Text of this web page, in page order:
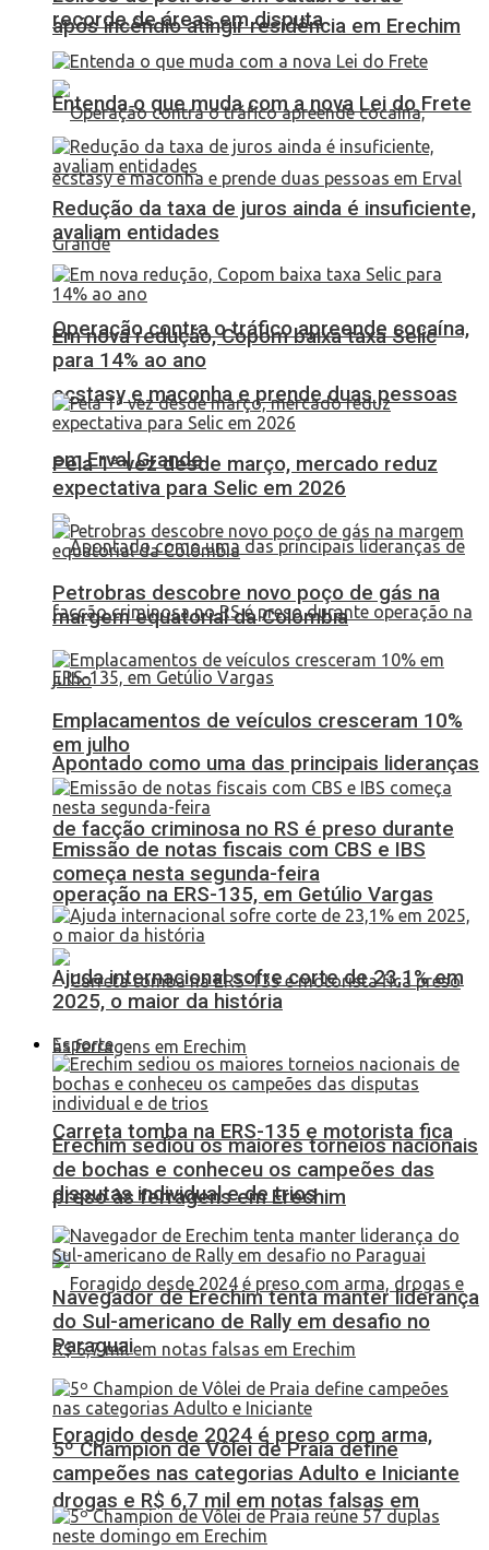
após incêndio atingir residência em Erechim
Operação contra o tráfico apreende cocaína,
ecstasy e maconha e prende duas pessoas
em Erval Grande
Apontado como uma das principais lideranças
de facção criminosa no RS é preso durante
operação na ERS-135, em Getúlio Vargas
Carreta tomba na ERS-135 e motorista fica
preso às ferragens em Erechim
Foragido desde 2024 é preso com arma,
drogas e R$ 6,7 mil em notas falsas em
recorde de áreas em disputa
Entenda o que muda com a nova Lei do Frete
Redução da taxa de juros ainda é insuficiente,
avaliam entidades
Em nova redução, Copom baixa taxa Selic
para 14% ao ano
Pela 1ª vez desde março, mercado reduz
expectativa para Selic em 2026
Petrobras descobre novo poço de gás na
margem equatorial da Colômbia
Emplacamentos de veículos cresceram 10%
em julho
Emissão de notas fiscais com CBS e IBS
começa nesta segunda-feira
Ajuda internacional sofre corte de 23,1% em
2025, o maior da história
Esporte
Erechim sediou os maiores torneios nacionais
de bochas e conheceu os campeões das
disputas individual e de trios
Navegador de Erechim tenta manter liderança
do Sul-americano de Rally em desafio no
Paraguai
5º Champion de Vôlei de Praia define
campeões nas categorias Adulto e Iniciante